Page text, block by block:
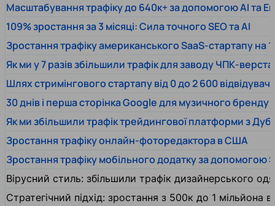
Масштабування трафіку до 640к+ за допомогою AI та
109% зростання за 3 місяці: Сила точного SEO та AI
Зростання трафіку американського SaaS-стартапу на
Як ми у 7 разів збільшили трафік для заводу ЧПК-
Шлях стримінгового стартапу від 0 до 2 600
30 днів і перша сторінка Google для музичного бренду
Як ми збільшили трафік трейдингової платформи з
Зростання трафіку онлайн-фоторедактора в США
Зростання трафіку мобільного додатку за допомогою
Вірусний стиль: збільшили трафік дизайнерського
Стратегічний підхід: зростання з 500к до 1 мільйона